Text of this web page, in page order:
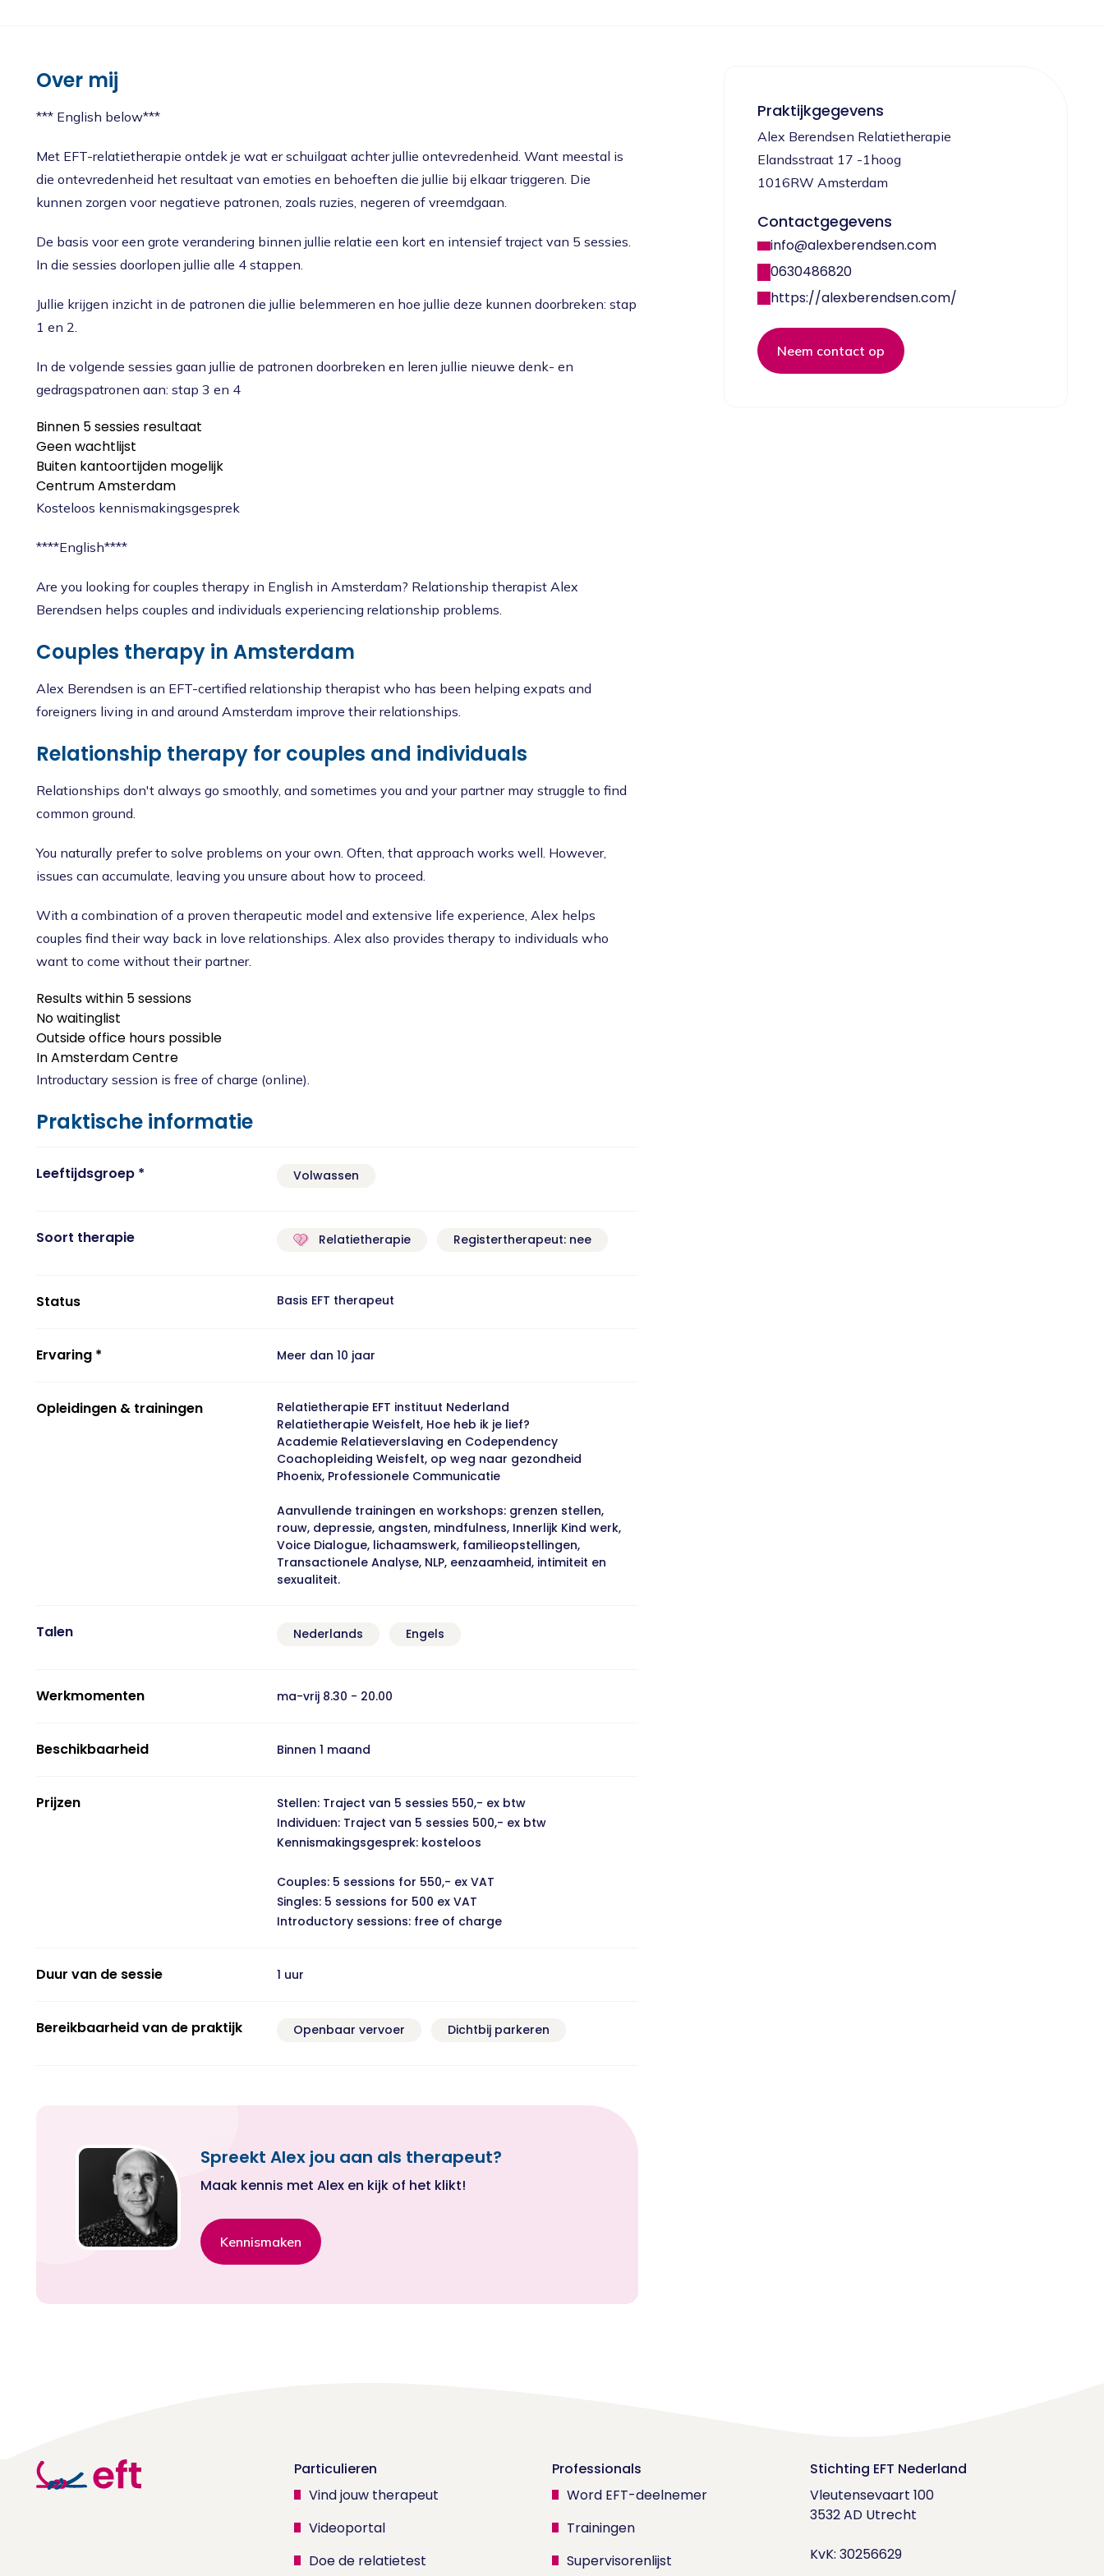
Over mij
*** English below***
Met EFT-relatietherapie ontdek je wat er schuilgaat achter jullie ontevredenheid. Want meestal is
die ontevredenheid het resultaat van emoties en behoeften die jullie bij elkaar triggeren. Die
kunnen zorgen voor negatieve patronen, zoals ruzies, negeren of vreemdgaan.
De basis voor een grote verandering binnen jullie relatie een kort en intensief traject van 5 sessies.
In die sessies doorlopen jullie alle 4 stappen.
Jullie krijgen inzicht in de patronen die jullie belemmeren en hoe jullie deze kunnen doorbreken: stap
1 en 2.
In de volgende sessies gaan jullie de patronen doorbreken en leren jullie nieuwe denk- en
gedragspatronen aan: stap 3 en 4
Binnen 5 sessies resultaat
Geen wachtlijst
Buiten kantoortijden mogelijk
Centrum Amsterdam
Kosteloos kennismakingsgesprek
****English****
Are you looking for couples therapy in English in Amsterdam? Relationship therapist Alex
Berendsen helps couples and individuals experiencing relationship problems.
Couples therapy in Amsterdam
Alex Berendsen is an EFT-certified relationship therapist who has been helping expats and
foreigners living in and around Amsterdam improve their relationships.
Relationship therapy for couples and individuals
Relationships don't always go smoothly, and sometimes you and your partner may struggle to find
common ground.
You naturally prefer to solve problems on your own. Often, that approach works well. However,
issues can accumulate, leaving you unsure about how to proceed.
With a combination of a proven therapeutic model and extensive life experience, Alex helps
couples find their way back in love relationships. Alex also provides therapy to individuals who
want to come without their partner.
Results within 5 sessions
No waitinglist
Outside office hours possible
In Amsterdam Centre
Introductary session is free of charge (online).
Praktische informatie
Leeftijdsgroep * Volwassen
Soort therapie Relatietherapie Registertherapeut: nee
Status Basis EFT therapeut
Ervaring * Meer dan 10 jaar
Opleidingen & trainingen
Relatietherapie EFT instituut Nederland
Relatietherapie Weisfelt, Hoe heb ik je lief?
Academie Relatieverslaving en Codependency
Coachopleiding Weisfelt, op weg naar gezondheid
Phoenix, Professionele Communicatie
Aanvullende trainingen en workshops: grenzen stellen,
rouw, depressie, angsten, mindfulness, Innerlijk Kind werk,
Voice Dialogue, lichaamswerk, familieopstellingen,
Transactionele Analyse, NLP, eenzaamheid, intimiteit en
sexualiteit.
Talen Nederlands Engels
Werkmomenten ma-vrij 8.30 - 20.00
Beschikbaarheid Binnen 1 maand
Prijzen
Stellen: Traject van 5 sessies 550,- ex btw
Individuen: Traject van 5 sessies 500,- ex btw
Kennismakingsgesprek: kosteloos
Couples: 5 sessions for 550,- ex VAT
Singles: 5 sessions for 500 ex VAT
Introductory sessions: free of charge
Duur van de sessie 1 uur
Bereikbaarheid van de praktijk Openbaar vervoer Dichtbij parkeren
Spreekt Alex jou aan als therapeut?
Maak kennis met Alex en kijk of het klikt!
Kennismaken
Praktijkgegevens
Alex Berendsen Relatietherapie
Elandsstraat 17 -1hoog
1016RW Amsterdam
Contactgegevens
info@alexberendsen.com
0630486820
https://alexberendsen.com/
Neem contact op
Particulieren
Vind jouw therapeut
Videoportal
Doe de relatietest
Professionals
Word EFT-deelnemer
Trainingen
Supervisorenlijst
Stichting EFT Nederland
Vleutensevaart 100
3532 AD Utrecht
KvK: 30256629